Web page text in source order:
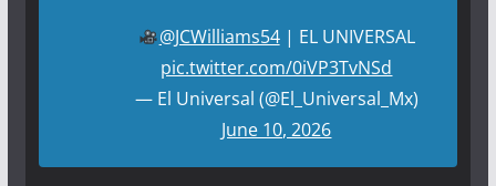
@JCWilliams54| EL UNIVERSAL
pic.twitter.com/0iVP3TvNSd
— El Universal (@El_Universal_Mx)
June 10, 2026